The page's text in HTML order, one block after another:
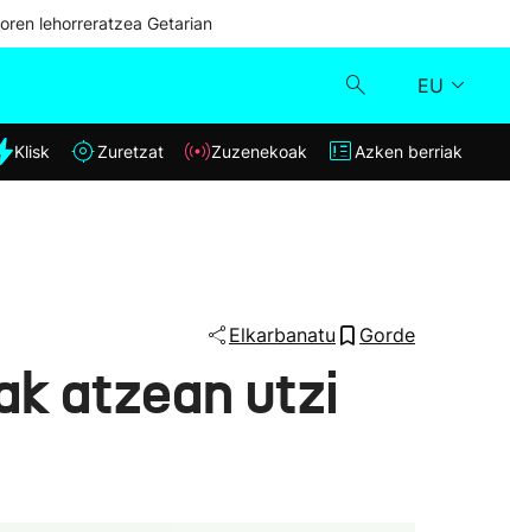
lehorreratzea Getarian
EU
Klisk
Klisk Zuretzat Zuzenekoak Azken berriak
Elkarbanatu Gorde
atzean utzi